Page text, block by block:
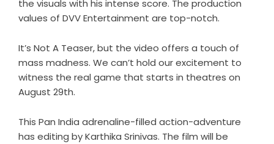
the visuals with his intense score. The production
values of DVV Entertainment are top-notch.
It’s Not A Teaser, but the video offers a touch of
mass madness. We can’t hold our excitement to
witness the real game that starts in theatres on
August 29th.
This Pan India adrenaline-filled action-adventure
has editing by Karthika Srinivas. The film will be